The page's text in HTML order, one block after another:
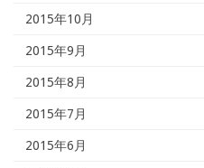
2015年10月
2015年9月
2015年8月
2015年7月
2015年6月